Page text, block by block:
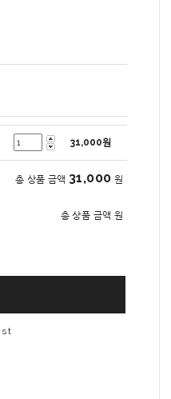
31,000원
총 상품 금액 31,000 원
총 상품 금액 원